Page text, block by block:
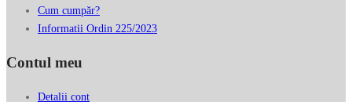
Cum cumpăr?
Informatii Ordin 225/2023
Contul meu
Detalii cont